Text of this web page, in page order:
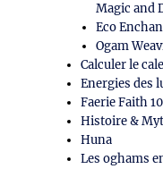
Magic and
Eco
Ogam
Calculer le
Energies des
Faerie Faith
Histoire &
Huna
Les oghams